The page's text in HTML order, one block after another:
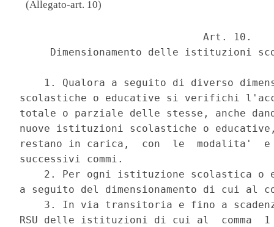
(Allegato-art. 10)
                              Art. 10.
Dimensionamento delle istituzioni
1. Qualora a seguito di diverso
scolastiche o educative si verifichi
totale o parziale delle stesse, anche
nuove istituzioni scolastiche o
restano in carica,  con  le  modalita'
successivi commi.
2. Per ogni istituzione scolastica o
a seguito del dimensionamento di cui al
3. In via transitoria e fino a
RSU delle istituzioni di cui al  comma